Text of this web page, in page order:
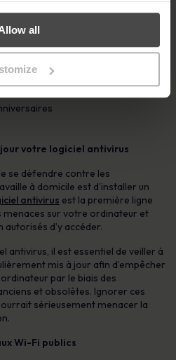
all
ou d’animaux domestiques
votre logiciel antivirus
se défendre contre les
à domicile est d’installer un
antivirus est la première ligne
sur votre ordinateur et
d’y accéder.
antivirus, il est essentiel de veiller à
mis à jour afin d’empêcher
par le biais des
et obsolètes. Ignorer ces
sérieusement menacer la
Wi-Fi publics